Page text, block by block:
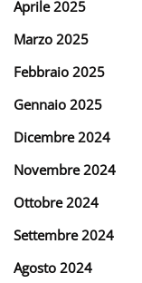
Aprile 2025
Marzo 2025
Febbraio 2025
Gennaio 2025
Dicembre 2024
Novembre 2024
Ottobre 2024
Settembre 2024
Agosto 2024